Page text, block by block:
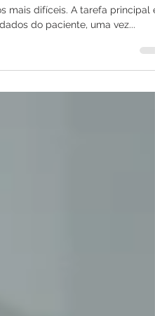
do setor da Saúde
de TI do setor de saúde têm